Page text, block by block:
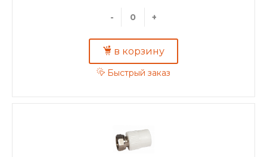
- +
в корзину
Быстрый заказ